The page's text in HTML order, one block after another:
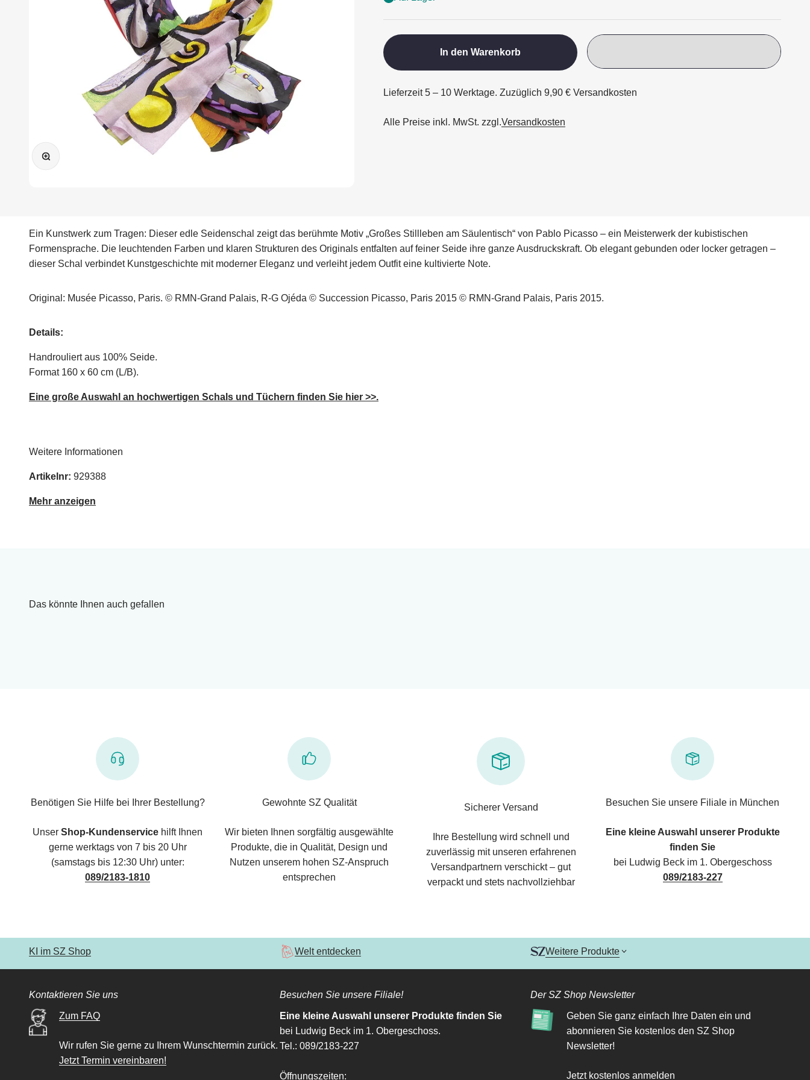
Bild vergrößern
In den Warenkorb
Lieferzeit 5 – 10 Werktage. Zuzüglich 9,90 € Versandkosten
Alle Preise inkl. MwSt. zzgl.Versandkosten
Ein Kunstwerk zum Tragen: Dieser edle Seidenschal zeigt das berühmte Motiv „Großes Stillleben am Säulentisch“ von Pablo Picasso – ein Meisterwerk der kubistischen
Formensprache. Die leuchtenden Farben und klaren Strukturen des Originals entfalten auf feiner Seide ihre ganze Ausdruckskraft. Ob elegant gebunden oder locker getragen –
dieser Schal verbindet Kunstgeschichte mit moderner Eleganz und verleiht jedem Outfit eine kultivierte Note.
Original: Musée Picasso, Paris. © RMN-Grand Palais, R-G Ojéda © Succession Picasso, Paris 2015 © RMN-Grand Palais, Paris 2015.
Details:
Handrouliert aus 100% Seide.
Format 160 x 60 cm (L/B).
Eine große Auswahl an hochwertigen Schals und Tüchern finden Sie hier >>.
Weitere Informationen
Artikelnr: 929388
Mehr anzeigen
Das könnte Ihnen auch gefallen
Benötigen Sie Hilfe bei Ihrer Bestellung?
Unser Shop-Kundenservice hilft Ihnen
gerne werktags von 7 bis 20 Uhr
(samstags bis 12:30 Uhr) unter:
089/2183-1810
Gewohnte SZ Qualität
Wir bieten Ihnen sorgfältig ausgewählte
Produkte, die in Qualität, Design und
Nutzen unserem hohen SZ-Anspruch
entsprechen
Sicherer Versand
Ihre Bestellung wird schnell und
zuverlässig mit unseren erfahrenen
Versandpartnern verschickt – gut
verpackt und stets nachvollziehbar
Besuchen Sie unsere Filiale in München
Eine kleine Auswahl unserer Produkte
finden Sie
bei Ludwig Beck im 1. Obergeschoss
089/2183-227
KI im SZ Shop Welt entdecken Weitere Produkte
Kontaktieren Sie uns
Zum FAQ
Wir rufen Sie gerne zu Ihrem Wunschtermin zurück.
Jetzt Termin vereinbaren!
Besuchen Sie unsere Filiale!
Eine kleine Auswahl unserer Produkte finden Sie
bei Ludwig Beck im 1. Obergeschoss.
Tel.: 089/2183-227
Öffnungszeiten:
Der SZ Shop Newsletter
Geben Sie ganz einfach Ihre Daten ein und
abonnieren Sie kostenlos den SZ Shop
Newsletter!
Jetzt kostenlos anmelden